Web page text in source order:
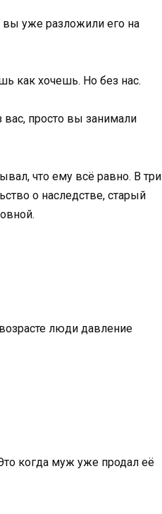
вы уже разложили его на
как хочешь. Но без нас.
вас, просто вы занимали
что ему всё равно. В три
о наследстве, старый
люди давление
когда муж уже продал её